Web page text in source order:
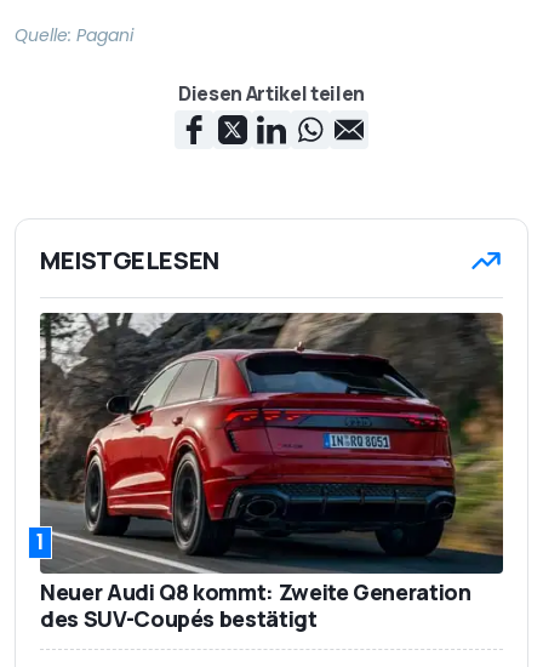
Quelle: Pagani
Diesen Artikel teilen
MEISTGELESEN
1
Neuer Audi Q8 kommt: Zweite Generation
des SUV-Coupés bestätigt